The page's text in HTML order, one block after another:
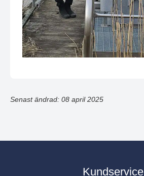
Senast ändrad: 08 april 2025
Kundservice